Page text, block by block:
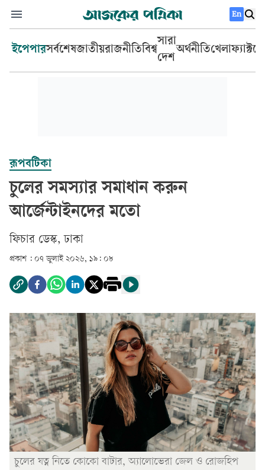
En
ইপেপারসর্বশেষজাতীয়রাজনীতিবিশ্ব
সারা
দেশ
অর্থনীতিখেলা
রূপবটিকা
চুলের সমস্যার সমাধান করুন
আর্জেন্টাইনদের মতো
ফিচার ডেস্ক, ঢাকা
প্রকাশ : ০৭ জুলাই ২০২৬, ১৯: ০৮
চুলের যত্ন নিতে কোকো বাটার, অ্যালোভেরা জেল ও রোজহিপ